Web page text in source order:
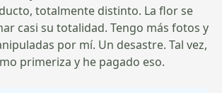
totalmente distinto. La flor se
casi su totalidad. Tengo más fotos y
por mí. Un desastre. Tal vez,
primeriza y he pagado eso.